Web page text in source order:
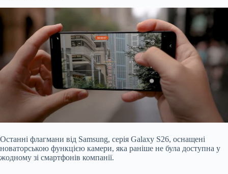
Останні флагмани від Samsung, серія Galaxy S26, оснащені
новаторською функцією камери, яка раніше не була доступна у
жодному зі смартфонів компанії.